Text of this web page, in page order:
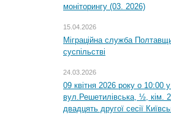
моніторингу (03. 2026)
15.04.2026
Міграційна служба
суспільстві
24.03.2026
09 квітня 2026 року о 10:00
вул.Решетилівська, ½, кім.
двадцять другої сесії